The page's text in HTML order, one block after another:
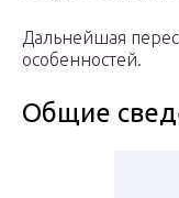
Дальнейшая
особенностей.
Общие